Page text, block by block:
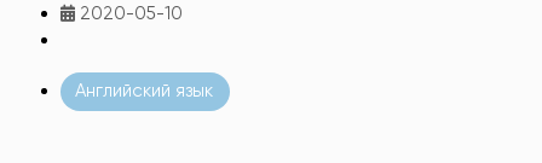
2020-05-10
Английский язык